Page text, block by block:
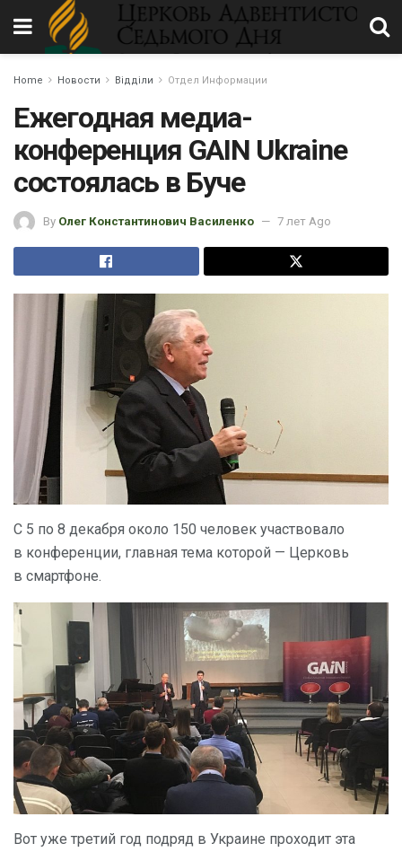
Home Новости Відділи Отдел Информации
Ежегодная медиа-
конференция GAIN Ukraine
состоялась в Буче
By Олег Константинович Василенко 7 лет Ago
С 5 по 8 декабря около 150 человек участвовало
в конференции, главная тема которой — Церковь
в смартфоне.
Вот уже третий год подряд в Украине проходит эта